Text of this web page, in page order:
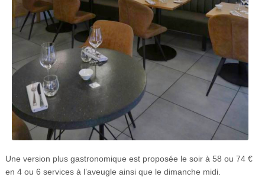
Une version plus gastronomique est proposée le soir à 58 ou 74 €
en 4 ou 6 services à l’aveugle ainsi que le dimanche midi.